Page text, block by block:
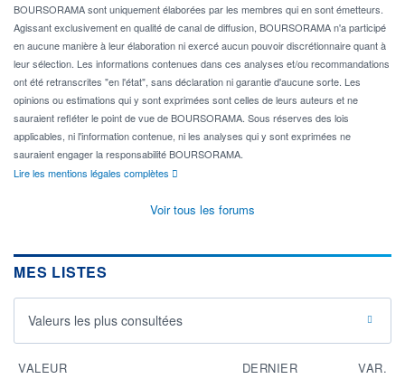
BOURSORAMA sont uniquement élaborées par les membres qui en sont émetteurs.
Agissant exclusivement en qualité de canal de diffusion, BOURSORAMA n'a participé
en aucune manière à leur élaboration ni exercé aucun pouvoir discrétionnaire quant à
leur sélection. Les informations contenues dans ces analyses et/ou recommandations
ont été retranscrites "en l'état", sans déclaration ni garantie d'aucune sorte. Les
opinions ou estimations qui y sont exprimées sont celles de leurs auteurs et ne
sauraient refléter le point de vue de BOURSORAMA. Sous réserves des lois
applicables, ni l'information contenue, ni les analyses qui y sont exprimées ne
sauraient engager la responsabilité BOURSORAMA.
Lire les mentions légales complètes
Voir tous les forums
MES LISTES
Valeurs les plus consultées
VALEUR DERNIER VAR.